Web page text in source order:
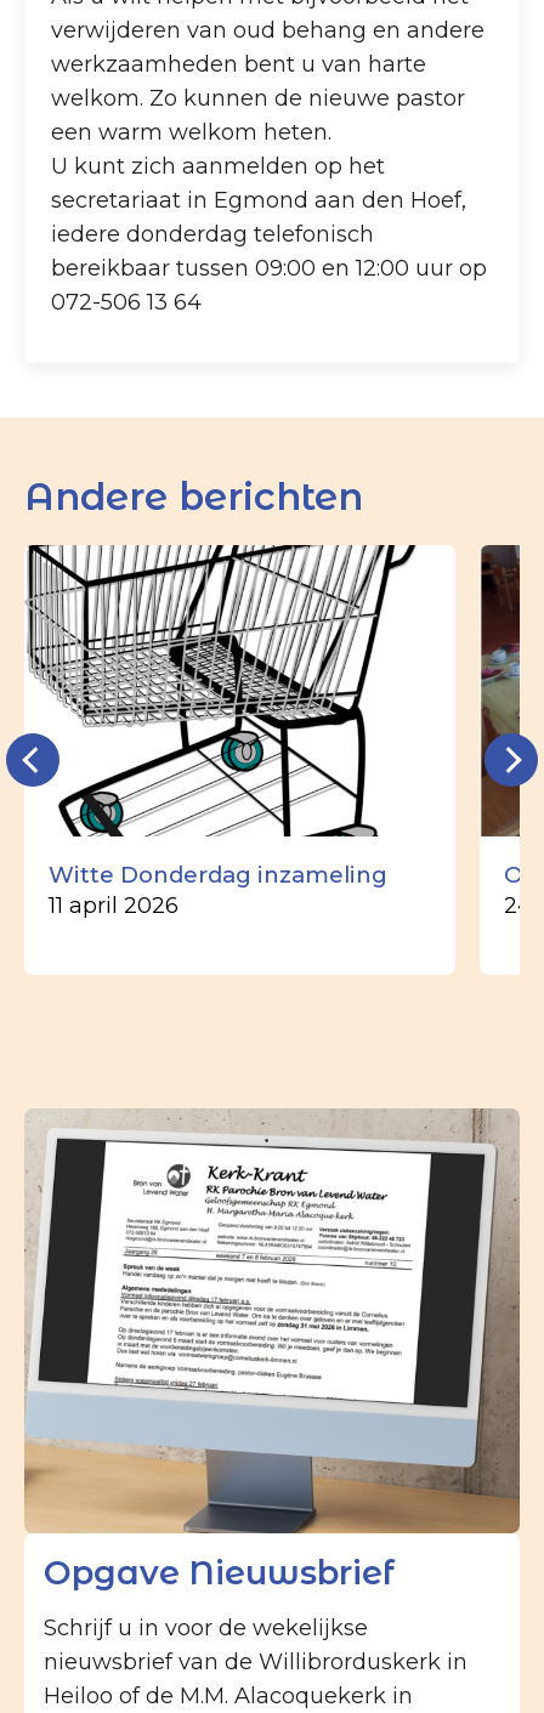
verwijderen van oud behang en andere
werkzaamheden bent u van harte
welkom. Zo kunnen de nieuwe pastor
een warm welkom heten.
U kunt zich aanmelden op het
secretariaat in Egmond aan den Hoef,
iedere donderdag telefonisch
bereikbaar tussen 09:00 en 12:00 uur op
072-506 13 64
Andere berichten
Witte Donderdag inzameling
11 april 2026 24
Opgave Nieuwsbrief
Schrijf u in voor de wekelijkse
nieuwsbrief van de Willibrorduskerk in
Heiloo of de M.M. Alacoquekerk in